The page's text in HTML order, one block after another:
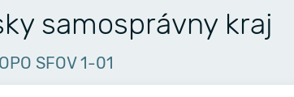
samosprávny kraj
SFOV 1-01